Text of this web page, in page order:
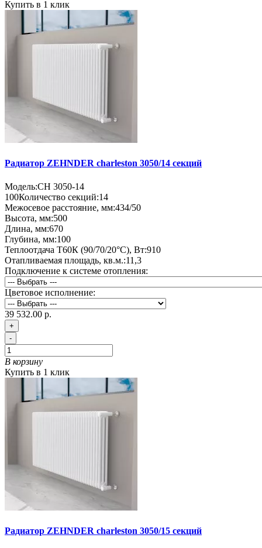
Купить в 1 клик
Радиатор ZEHNDER charleston 3050/14 секций
Модель:CH 3050-14
100Количество секций:14
Межосевое расстояние, мм:434/50
Высота, мм:500
Длина, мм:670
Глубина, мм:100
Теплоотдача Т60К (90/70/20°C), Вт:910
Отапливаемая площадь, кв.м.:11,3
Подключение к системе отопления:
Цветовое исполнение:
39 532.00 р.
+
-
В корзину
Купить в 1 клик
Радиатор ZEHNDER charleston 3050/15 секций